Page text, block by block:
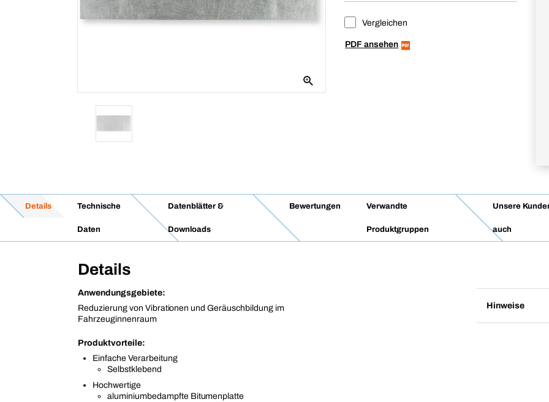
Vergleichen
PDF ansehen
Details Technische
Daten
Datenblätter &
Downloads
Bewertungen Verwandte
Produktgruppen
Unsere
auch
Details
Anwendungsgebiete:
Reduzierung von Vibrationen und Geräuschbildung im
Fahrzeuginnenraum
Produktvorteile:
Einfache Verarbeitung
Selbstklebend
Hochwertige
aluminiumbedampfte Bitumenplatte
Hinweise